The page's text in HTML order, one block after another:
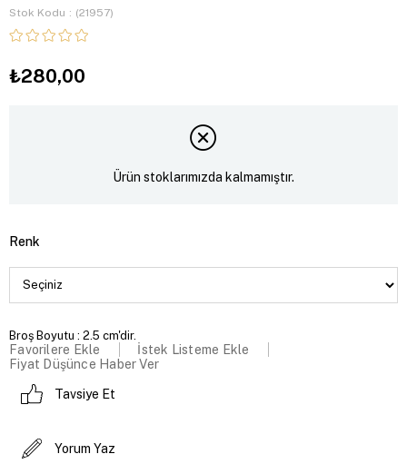
Stok Kodu (21957)
₺280,00
Ürün stoklarımızda kalmamıştır.
Renk
Broş Boyutu : 2.5 cm'dir.
Favorilere Ekle
İstek Listeme Ekle
Fiyat Düşünce Haber Ver
Tavsiye Et
Yorum Yaz